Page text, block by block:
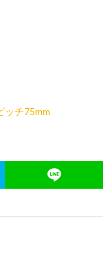
ッチ75mm